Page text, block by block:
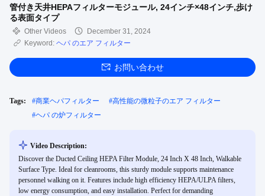
管付き天井HEPAフィルターモジュール, 24インチ×48インチ,歩け
る表面タイプ
Other Videos
December 31, 2024
Keyword: ヘパ のエア フィルター
お問い合わせ
Tags: #商業ヘパフィルター #高性能の微粒子のエア フィルター
#ヘパ の炉フィルター
Video Description:
Discover the Ducted Ceiling HEPA Filter Module, 24 Inch X 48 Inch, Walkable
Surface Type. Ideal for cleanrooms, this sturdy module supports maintenance
personnel walking on it. Features include high efficiency HEPA/ULPA filters,
low energy consumption, and easy installation. Perfect for demanding